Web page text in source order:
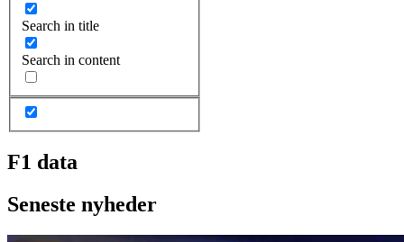
Search in title
Search in content
F1 data
Seneste nyheder